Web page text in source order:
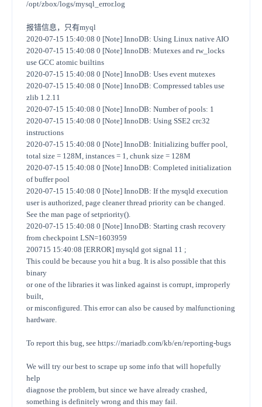
/opt/zbox/logs/mysql_error.log
报错信息，只有myql
2020-07-15 15:40:08 0 [Note] InnoDB: Using Linux native AIO
2020-07-15 15:40:08 0 [Note] InnoDB: Mutexes and rw_locks
use GCC atomic builtins
2020-07-15 15:40:08 0 [Note] InnoDB: Uses event mutexes
2020-07-15 15:40:08 0 [Note] InnoDB: Compressed tables use
zlib 1.2.11
2020-07-15 15:40:08 0 [Note] InnoDB: Number of pools: 1
2020-07-15 15:40:08 0 [Note] InnoDB: Using SSE2 crc32
instructions
2020-07-15 15:40:08 0 [Note] InnoDB: Initializing buffer pool,
total size = 128M, instances = 1, chunk size = 128M
2020-07-15 15:40:08 0 [Note] InnoDB: Completed initialization
of buffer pool
2020-07-15 15:40:08 0 [Note] InnoDB: If the mysqld execution
user is authorized, page cleaner thread priority can be changed.
See the man page of setpriority().
2020-07-15 15:40:08 0 [Note] InnoDB: Starting crash recovery
from checkpoint LSN=1603959
200715 15:40:08 [ERROR] mysqld got signal 11 ;
This could be because you hit a bug. It is also possible that this
binary
or one of the libraries it was linked against is corrupt, improperly
built,
or misconfigured. This error can also be caused by malfunctioning
hardware.
To report this bug, see https://mariadb.com/kb/en/reporting-bugs
We will try our best to scrape up some info that will hopefully
help
diagnose the problem, but since we have already crashed,
something is definitely wrong and this may fail.